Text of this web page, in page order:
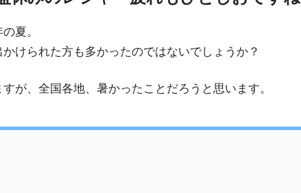
夏。
けられた方も多かったのではないでしょうか？
が、全国各地、暑かったことだろうと思います。